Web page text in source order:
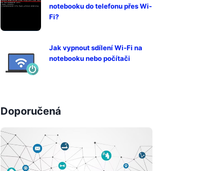
notebooku do telefonu přes Wi-
Fi?
Jak vypnout sdílení Wi-Fi na
notebooku nebo počítači
Doporučená